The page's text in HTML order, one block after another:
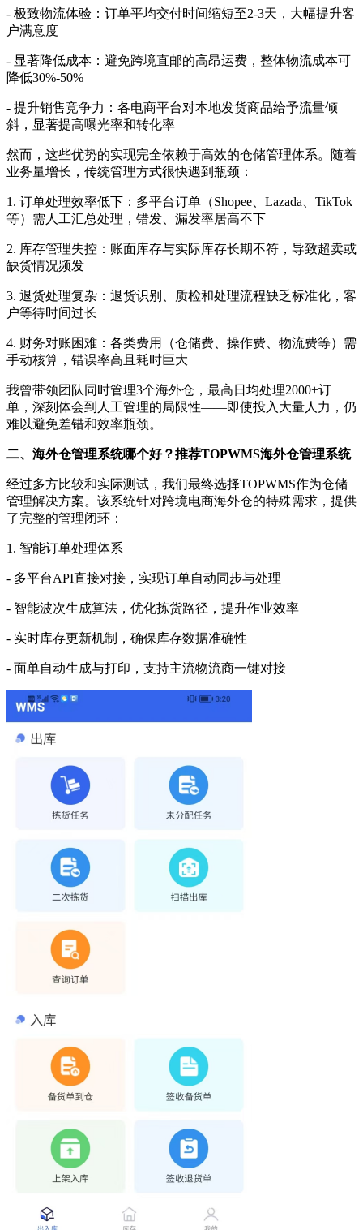
- 极致物流体验：订单平均交付时间缩短至2-3天，大幅提升客
户满意度
- 显著降低成本：避免跨境直邮的高昂运费，整体物流成本可
降低30%-50%
- 提升销售竞争力：各电商平台对本地发货商品给予流量倾
斜，显著提高曝光率和转化率
然而，这些优势的实现完全依赖于高效的仓储管理体系。随着
业务量增长，传统管理方式很快遇到瓶颈：
1. 订单处理效率低下：多平台订单（Shopee、Lazada、TikTok
等）需人工汇总处理，错发、漏发率居高不下
2. 库存管理失控：账面库存与实际库存长期不符，导致超卖或
缺货情况频发
3. 退货处理复杂：退货识别、质检和处理流程缺乏标准化，客
户等待时间过长
4. 财务对账困难：各类费用（仓储费、操作费、物流费等）需
手动核算，错误率高且耗时巨大
我曾带领团队同时管理3个海外仓，最高日均处理2000+订
单，深刻体会到人工管理的局限性——即使投入大量人力，仍
难以避免差错和效率瓶颈。
二、 海外仓管理系统哪个好？推荐TOPWMS海外仓管理系统
经过多方比较和实际测试，我们最终选择TOPWMS作为仓储
管理解决方案。该系统针对跨境电商海外仓的特殊需求，提供
了完整的管理闭环：
1. 智能订单处理体系
- 多平台API直接对接，实现订单自动同步与处理
- 智能波次生成算法，优化拣货路径，提升作业效率
- 实时库存更新机制，确保库存数据准确性
- 面单自动生成与打印，支持主流物流商一键对接